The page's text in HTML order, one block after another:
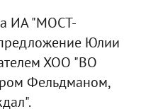
ИА "МОСТ-
Юлии
ХОО "ВО
Фельдманом,